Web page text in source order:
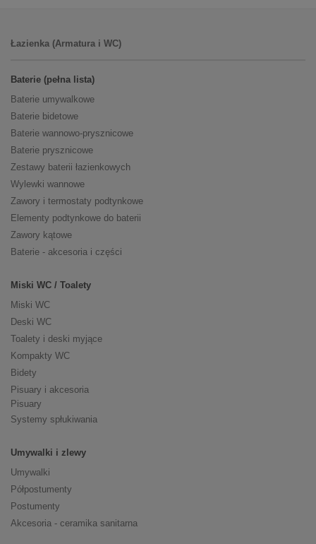
Łazienka (Armatura i WC)
Baterie (pełna lista)
Baterie umywalkowe
Baterie bidetowe
Baterie wannowo-prysznicowe
Baterie prysznicowe
Zestawy baterii łazienkowych
Wylewki wannowe
Zawory i termostaty podtynkowe
Elementy podtynkowe do baterii
Zawory kątowe
Baterie - akcesoria i części
Miski WC / Toalety
Miski WC
Deski WC
Toalety i deski myjące
Kompakty WC
Bidety
Pisuary i akcesoria
Pisuary
Systemy spłukiwania
Umywalki i zlewy
Umywalki
Półpostumenty
Postumenty
Akcesoria - ceramika sanitarna